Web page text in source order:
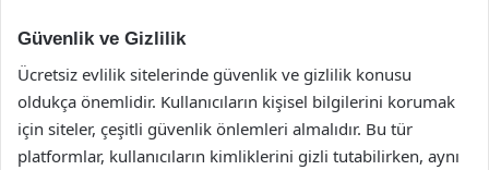
Güvenlik ve Gizlilik
Ücretsiz evlilik sitelerinde güvenlik ve gizlilik konusu
oldukça önemlidir. Kullanıcıların kişisel bilgilerini korumak
için siteler, çeşitli güvenlik önlemleri almalıdır. Bu tür
platformlar, kullanıcıların kimliklerini gizli tutabilirken, aynı